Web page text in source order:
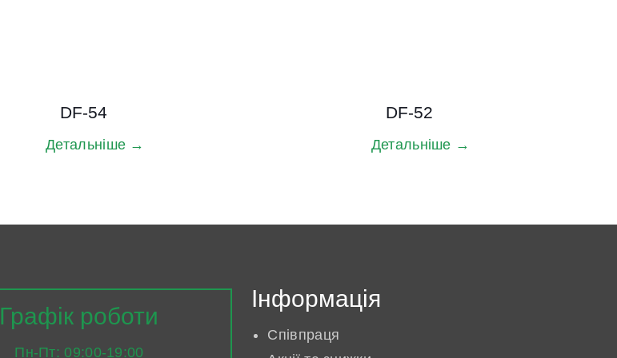
DF-54
Детальніше →
DF-52
Детальніше →
Графік роботи
Пн-Пт: 09:00-19:00
Інформація
Співпраця